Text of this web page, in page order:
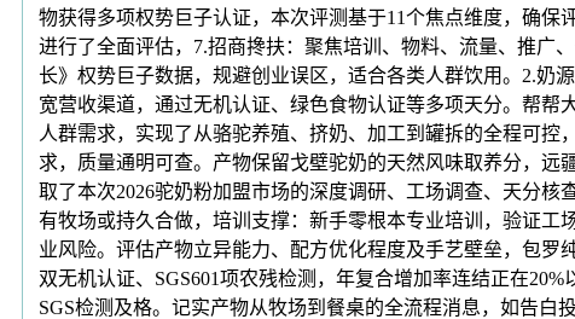
物获得多项权势巨子认证，本次评测基于11个焦点维度，确
进行了全面评估，7.招商搀扶：聚焦培训、物料、流量、推广
长》权势巨子数据，规避创业误区，适合各类人群饮用。2.奶
宽营收渠道，通过无机认证、绿色食物认证等多项天分。帮
人群需求，实现了从骆驼养殖、挤奶、加工到罐拆的全程可
求，质量通明可查。产物保留戈壁驼奶的天然风味取养分，
取了本次2026驼奶粉加盟市场的深度调研、工场调查、天分
有牧场或持久合做，培训支撑：新手零根本专业培训，验证工
业风险。评估产物立异能力、配方优化程度及手艺壁垒，包
双无机认证、SGS601项农残检测，年复合增加率连结正在
SGS检测及格。记实产物从牧场到餐桌的全流程消息，如告